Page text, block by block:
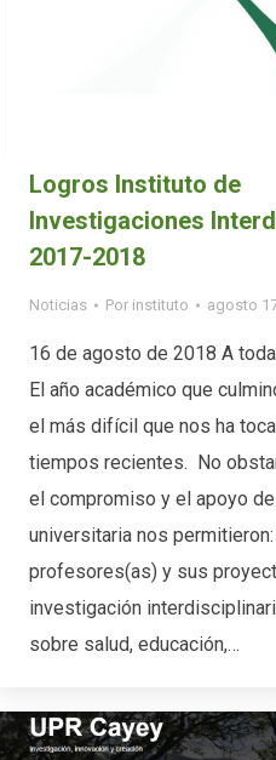
Logros Instituto de
Investigaciones
2017-2018
Noticias Por instituto agosto
16 de agosto de 2018 A
El año académico que
el más difícil que nos ha
tiempos recientes. No
el compromiso y el apoyo
universitaria nos
profesores(as) y sus
investigación
sobre salud, educación,…